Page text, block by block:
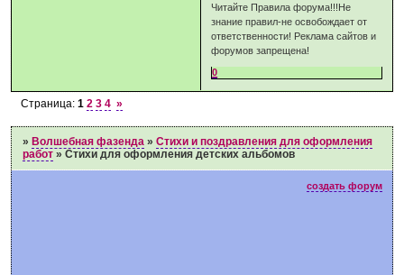
Читайте Правила форума!!!Не
знание правил-не освобождает от
ответственности! Реклама сайтов и
форумов запрещена!
0
Страница:1 2 3 4 »
» Волшебная фазенда »Стихи и поздравления для оформления
работ »Стихи для оформления детских альбомов
создать форум